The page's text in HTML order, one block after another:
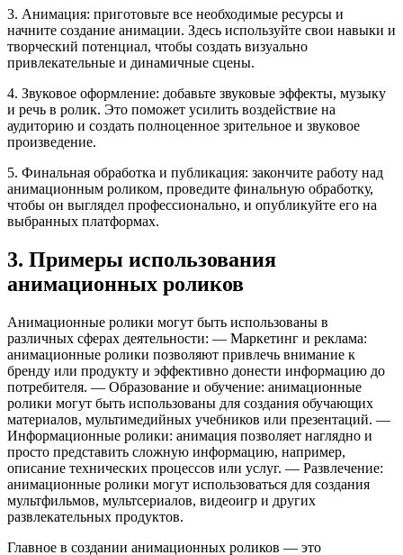
3. Анимация: приготовьте все необходимые ресурсы и
начните создание анимации. Здесь используйте свои навыки и
творческий потенциал, чтобы создать визуально
привлекательные и динамичные сцены.
4. Звуковое оформление: добавьте звуковые эффекты, музыку
и речь в ролик. Это поможет усилить воздействие на
аудиторию и создать полноценное зрительное и звуковое
произведение.
5. Финальная обработка и публикация: закончите работу над
анимационным роликом, проведите финальную обработку,
чтобы он выглядел профессионально, и опубликуйте его на
выбранных платформах.
3. Примеры использования
анимационных роликов
Анимационные ролики могут быть использованы в
различных сферах деятельности: — Маркетинг и реклама:
анимационные ролики позволяют привлечь внимание к
бренду или продукту и эффективно донести информацию до
потребителя. — Образование и обучение: анимационные
ролики могут быть использованы для создания обучающих
материалов, мультимедийных учебников или презентаций. —
Информационные ролики: анимация позволяет наглядно и
просто представить сложную информацию, например,
описание технических процессов или услуг. — Развлечение:
анимационные ролики могут использоваться для создания
мультфильмов, мультсериалов, видеоигр и других
развлекательных продуктов.
Главное в создании анимационных роликов — это